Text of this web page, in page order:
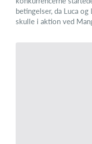
betingelser, da Luca
skulle i aktion ved